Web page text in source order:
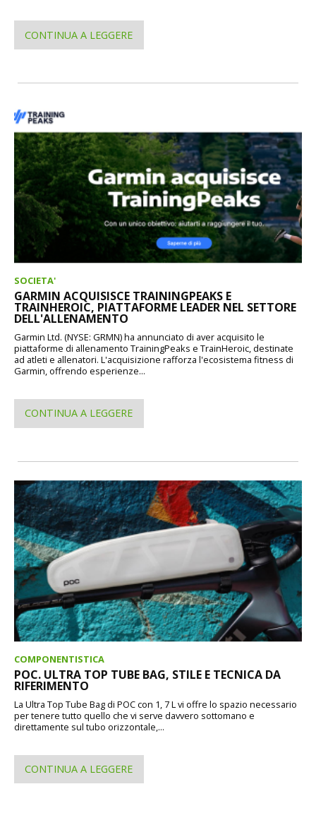
CONTINUA A LEGGERE
SOCIETA'
GARMIN ACQUISISCE TRAININGPEAKS E
TRAINHEROIC, PIATTAFORME LEADER NEL SETTORE
DELL'ALLENAMENTO
Garmin Ltd. (NYSE: GRMN) ha annunciato di aver acquisito le
piattaforme di allenamento TrainingPeaks e TrainHeroic, destinate
ad atleti e allenatori. L'acquisizione rafforza l'ecosistema fitness di
Garmin, offrendo esperienze...
CONTINUA A LEGGERE
COMPONENTISTICA
POC. ULTRA TOP TUBE BAG, STILE E TECNICA DA
RIFERIMENTO
La Ultra Top Tube Bag di POC con 1, 7 L vi offre lo spazio necessario
per tenere tutto quello che vi serve davvero sottomano e
direttamente sul tubo orizzontale,...
CONTINUA A LEGGERE